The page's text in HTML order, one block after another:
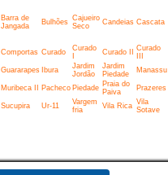
Barra de
Jangada
Bulhões Cajueiro
Seco
Candeias Cascata
Comportas Curado
Curado
Curado II
Curado
Guararapes Ibura
Jardim
Jordão
Jardim
Piedade
Manassu
Muribeca II Pacheco Piedade Praia do
Paiva
Prazeres
Sucupira Ur-11
Vargem
fria
Vila Rica Vila
Sotave